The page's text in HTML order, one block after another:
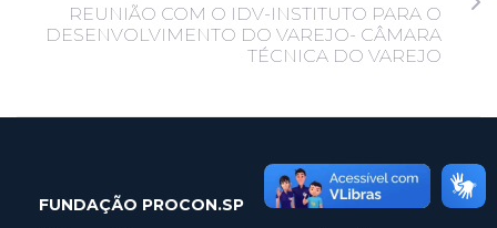
REUNIÃO COM O IDV-INSTITUTO PARA O
DESENVOLVIMENTO DO VAREJO- CÂMARA
TÉCNICA DO VAREJO
FUNDAÇÃO PROCON.SP